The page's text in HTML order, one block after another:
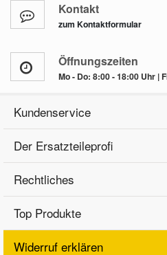
Kontakt
zum Kontaktformular
Öffnungszeiten
Mo - Do: 8:00 - 18:00 Uhr |
Kundenservice
Der Ersatzteileprofi
Rechtliches
Top Produkte
Widerruf erklären